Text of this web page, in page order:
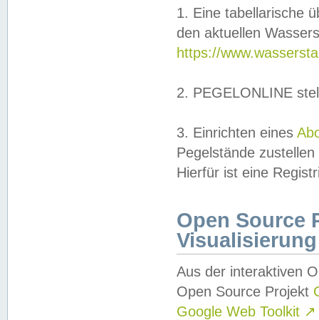
1. Eine tabellarische
den aktuellen
https://
2. PEGELONLINE
3. Einrichten eines
Pegelstände
Hierfür ist eine
Open Source
Visualisierung
Aus der interaktiven
Open Source Projekt
Google Web Toolkit ↗